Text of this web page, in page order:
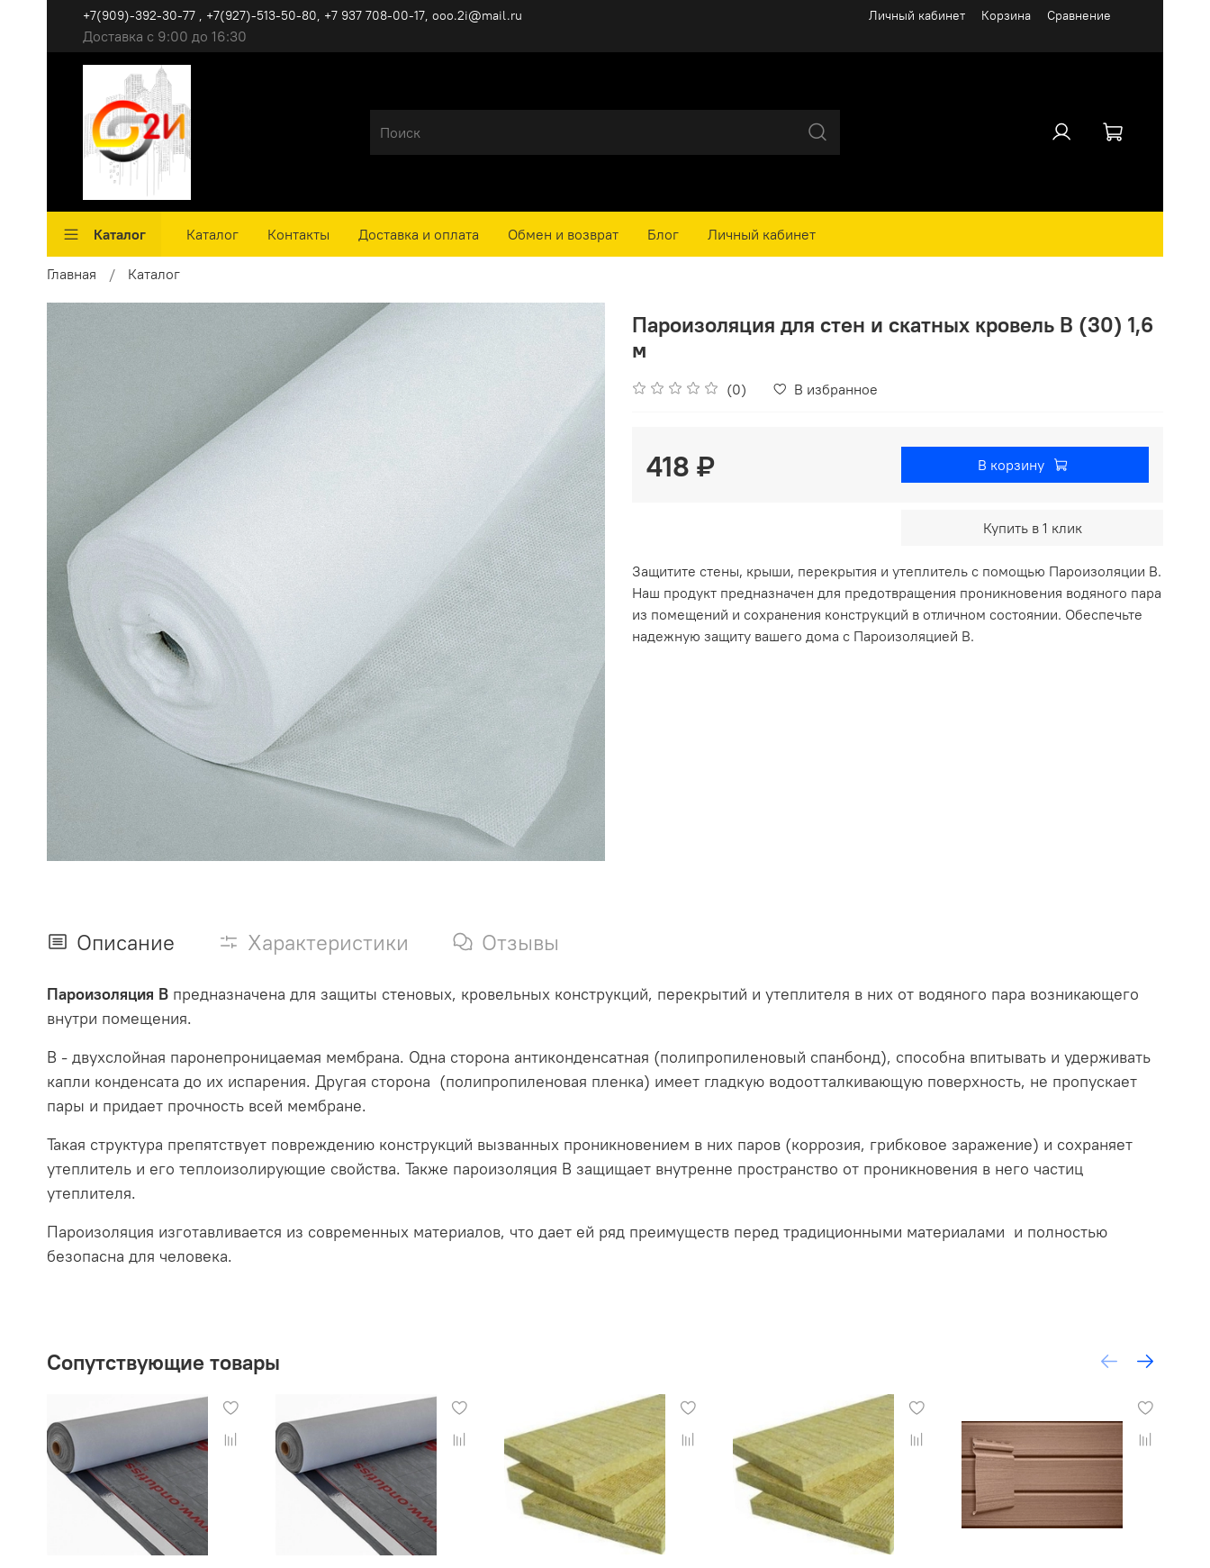
Личный кабинет Корзина Сравнение
Доставка с 9:00 до 16:30
+7(909)-392-30-77 , +7(927)-513-50-80, ‪+7 937 708-00-17, ooo.2i@mail.ru
Каталог Каталог Контакты Доставка и оплата Обмен и возврат Блог Личный кабинет
Главная Каталог
Пароизоляция для стен и скатных кровель В (30) 1,6
м
(0) В избранное
418 ₽ В корзину
Купить в 1 клик
Защитите стены, крыши, перекрытия и утеплитель с помощью Пароизоляции В.
Наш продукт предназначен для предотвращения проникновения водяного пара
из помещений и сохранения конструкций в отличном состоянии. Обеспечьте
надежную защиту вашего дома с Пароизоляцией В.
Описание Характеристики Отзывы
Пароизоляция В предназначена для защиты стеновых, кровельных конструкций, перекрытий и утеплителя в них от водяного пара возникающего
внутри помещения.
В - двухслойная паронепроницаемая мембрана. Одна сторона антиконденсатная (полипропиленовый спанбонд), способна впитывать и удерживать
капли конденсата до их испарения. Другая сторона (полипропиленовая пленка) имеет гладкую водоотталкивающую поверхность, не пропускает
пары и придает прочность всей мембране.
Такая структура препятствует повреждению конструкций вызванных проникновением в них паров (коррозия, грибковое заражение) и сохраняет
утеплитель и его теплоизолирующие свойства. Также пароизоляция В защищает внутренне пространство от проникновения в него частиц
утеплителя.
Пароизоляция изготавливается из современных материалов, что дает ей ряд преимуществ перед традиционными материалами и полностью
безопасна для человека.
Сопутствующие товары